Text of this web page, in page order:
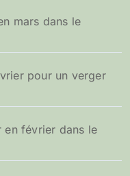
mars dans le
pour un verger
en février dans le